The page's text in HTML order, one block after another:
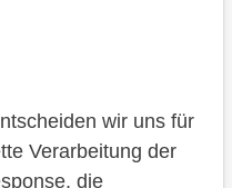
wir uns für
Verarbeitung der
die